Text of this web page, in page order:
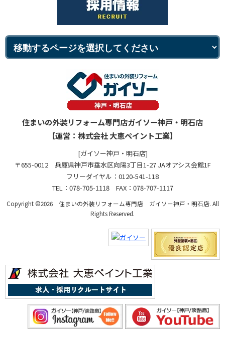
住まいの外装リフォーム専門店ガイソー神戸・明石店
【運営：株式会社 大恵ペイント工業】
[ガイソー神戸・明石店]
〒655-0012 兵庫県神戸市垂水区向陽3丁目1-27 JAオアシス会館1F
フリーダイヤル：0120-541-118
TEL：078-705-1118 FAX：078-707-1117
Copyright ©2026 住まいの外装リフォーム専門店 ガイソー神戸・明石店. All
Rights Reserved.